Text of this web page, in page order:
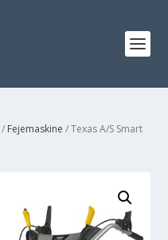
/ Fejemaskine / Texas A/S Smart